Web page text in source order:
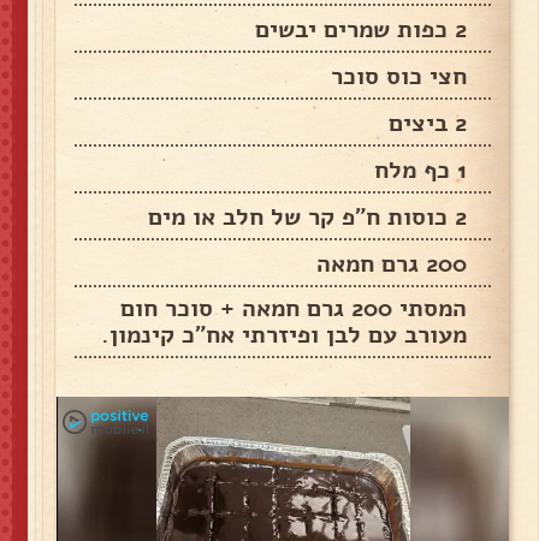
2 כפות שמרים יבשים
חצי כוס סוכר
2 ביצים
1 כף מלח
2 כוסות ח"פ קר של חלב או מים
200 גרם חמאה
המסתי 200 גרם חמאה + סוכר חום
מעורב עם לבן ופיזרתי אח"כ קינמון.